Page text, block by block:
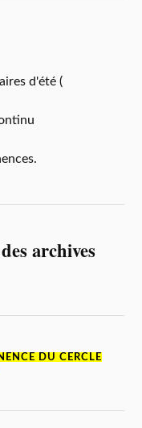
d'été (
archives
DU CERCLE